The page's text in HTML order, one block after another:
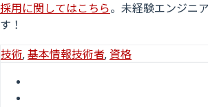
採用に関してはこちら。未経験エンジニ
す！
技術, 基本情報技術者, 資格